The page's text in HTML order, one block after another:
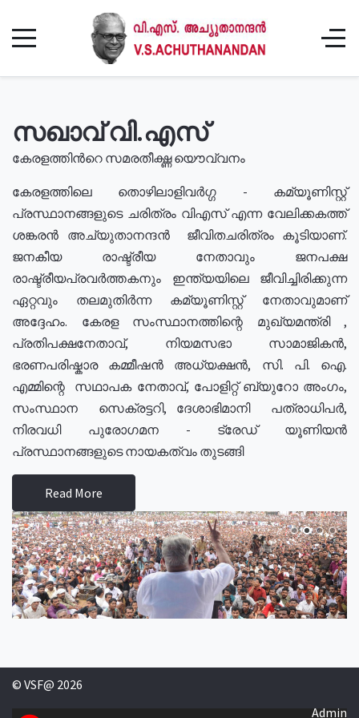
സഖാവ് വി.എസ്
കേരളത്തിൻറെ സമരതീക്ഷ്ണ യൌവ്വനം
കേരളത്തിലെ തൊഴിലാളിവർഗ്ഗ - കമ്യൂണിസ്റ്റ്
പ്രസ്ഥാനങ്ങളുടെ ചരിത്രം വിഎസ് എന്ന വേലിക്കകത്ത്
ശങ്കരൻ അച്യുതാനന്ദൻ ജീവിതചരിത്രം കൂടിയാണ്.
ജനകീയ രാഷ്ട്രീയ നേതാവും ജനപക്ഷ
രാഷ്ട്രീയപ്രവർത്തകനും ഇന്ത്യയിലെ ജീവിച്ചിരിക്കുന്ന
ഏറ്റവും തലമുതിർന്ന കമ്യൂണിസ്റ്റ് നേതാവുമാണ്
അദ്ദേഹം. കേരള സംസ്ഥാനത്തിന്റെ മുഖ്യമന്ത്രി ,
പ്രതിപക്ഷനേതാവ്, നിയമസഭാ സാമാജികൻ,
ഭരണപരിഷ്കാര കമ്മീഷൻ അധ്യക്ഷൻ, സി. പി. ഐ.
എമ്മിന്റെ സഥാപക നേതാവ്, പോളിറ്റ് ബ്യുറോ അംഗം,
സംസ്ഥാന സെക്രട്ടറി, ദേശാഭിമാനി പത്രാധിപർ,
നിരവധി പുരോഗമന - ട്രേഡ് യൂണിയൻ
പ്രസ്ഥാനങ്ങളുടെ നായകത്വം തുടങ്ങി
Read More
© VSF@ 2026
Admin